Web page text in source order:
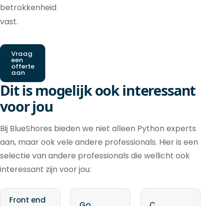
betrokkenheid
vast.
Vraag
een
offerte
aan
Dit is mogelijk ook interessant
voor jou
Bij BlueShores bieden we niet alleen Python experts
aan, maar ook vele andere professionals. Hier is een
selectie van andere professionals die wellicht ook
interessant zijn voor jou:
Front end